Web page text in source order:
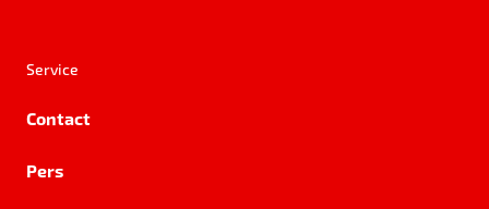
Service
Contact
Pers